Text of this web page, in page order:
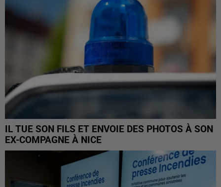
IL TUE SON FILS ET ENVOIE DES PHOTOS À SON
EX-COMPAGNE À NICE